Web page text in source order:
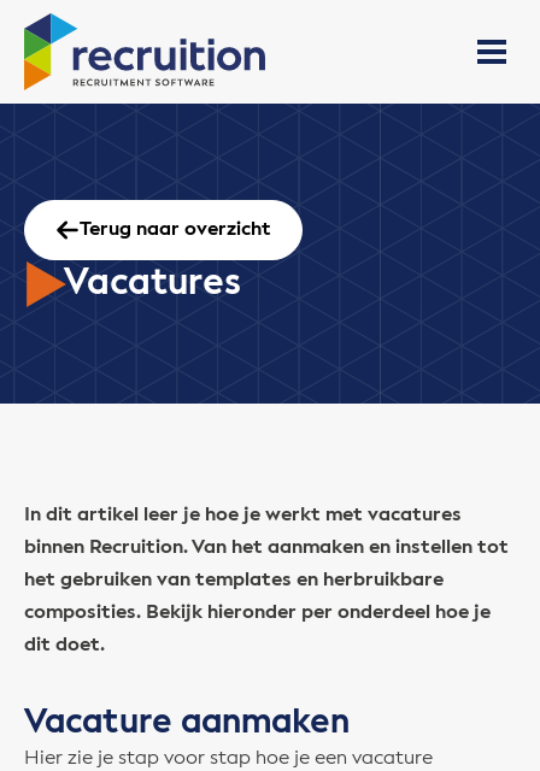
Terug naar overzicht
Vacatures
In dit artikel leer je hoe je werkt met vacatures
binnen Recruition. Van het aanmaken en instellen tot
het gebruiken van templates en herbruikbare
composities. Bekijk hieronder per onderdeel hoe je
dit doet.
Vacature aanmaken
Hier zie je stap voor stap hoe je een vacature